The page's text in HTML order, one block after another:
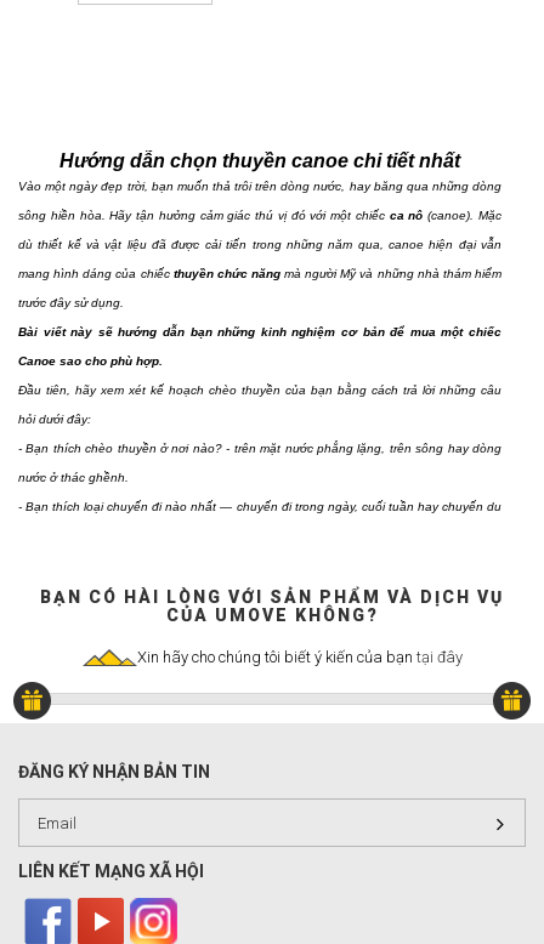
Hướng dẫn chọn thuyền canoe chi tiết nhất
Vào một ngày đẹp trời, bạn muốn thả trôi trên dòng nước, hay băng qua những dòng
sông hiền hòa. Hãy tận hưởng cảm giác thú vị đó với một chiếc ca nô (canoe).Mặc
dù thiết kế và vật liệu đã được cải tiến trong những năm qua, canoe hiện đại vẫn
mang hình dáng của chiếc thuyền chức năngmà người Mỹ và những nhà thám hiểm
trước đây sử dụng.
Bài viết này sẽ hướng dẫn bạn những kinh nghiệm cơ bản để mua một chiếc
Canoe sao cho phù hợp.
Đầu tiên, hãy xem xét kế hoạch chèo thuyền của bạn bằng cách trả lời những câu
hỏi dưới đây:
- Bạn thích chèo thuyền ở nơi nào? - trên mặt nước phẳng lặng, trên sông hay dòng
nước ở thác ghềnh.
- Bạn thích loại chuyến đi nào nhất — chuyến đi trong ngày, cuối tuần hay chuyến du
- Bạn muốn mang theo bao nhiêu thiết bị?
BẠN CÓ HÀI LÒNG VỚI SẢN PHẨM VÀ DỊCH VỤ
CỦA UMOVE KHÔNG?
Xin hãy cho chúng tôi biết ý kiến của bạn tại đây
ĐĂNG KÝ NHẬN BẢN TIN
LIÊN KẾT MẠNG XÃ HỘI